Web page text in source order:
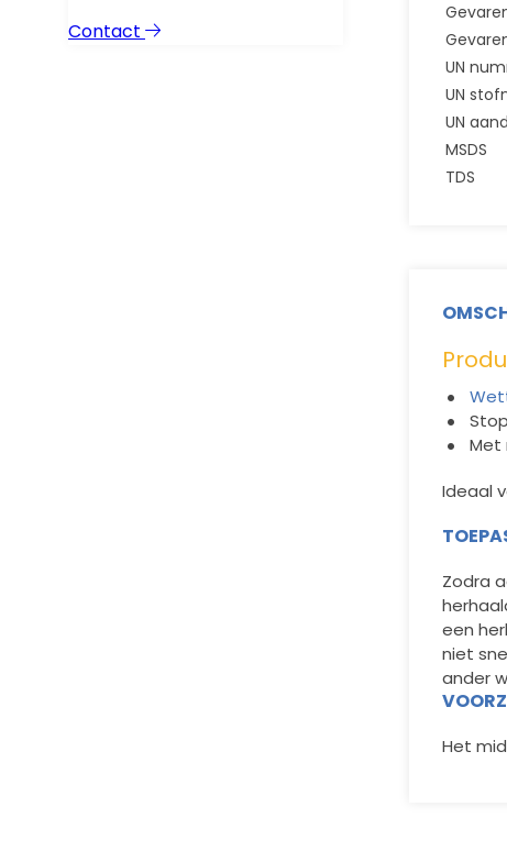
Contact
UN
UN
UN
MSDS
TDS
Met
Ideaal
Zodra
een
niet
ander
Het